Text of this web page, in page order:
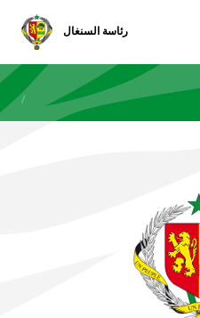
رئاسة السنغال
/